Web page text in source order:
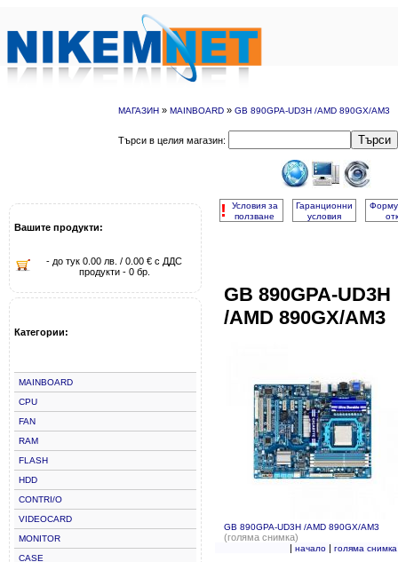
МАГАЗИН » MAINBOARD » GB 890GPA-UD3H /AMD 890GX/AM3
Търси в целия магазин: Търси
Вашите продукти:
- до тук 0.00 лв. / 0.00 € с ДДС
продукти - 0 бр.
Категории:
MAINBOARD
CPU
FAN
RAM
FLASH
HDD
CONTRI/O
VIDEOCARD
MONITOR
CASE
!
Условия за
ползване
Гаранционни
условия
GB 890GPA-UD3H
/AMD 890GX/AM3
GB 890GPA-UD3H /AMD 890GX/AM3
(голяма снимка)
| начало| голяма снимка